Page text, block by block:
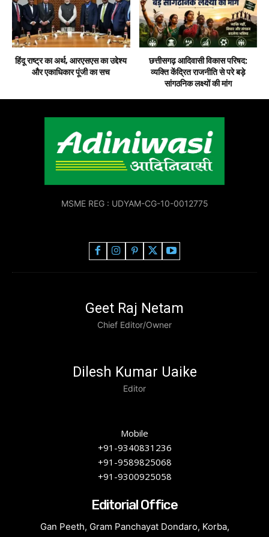
हिंदू राष्ट्र का अर्थ, आरएसएस का उद्देश्य
और एकाधिकार पूंजी का सच
छत्तीसगढ़ आदिवासी विकास परिषद:
व्यक्ति केंद्रित राजनीति से परे बड़े
सांगठनिक लक्ष्यों की मांग
MSME REG : UDYAM-CG-10-0012775
Geet Raj Netam
Chief Editor/Owner
Dilesh Kumar Uaike
Editor
Mobile
+91-9340831236
+91-9589825068
+91-9300925058
Editorial Office
Gan Peeth, Gram Panchayat Dondaro, Korba,